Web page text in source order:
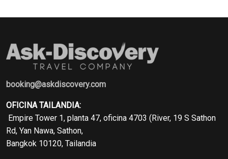
booking@askdiscovery.com
OFICINA TAILANDIA:
Empire Tower 1, planta 47, oficina 4703 (River, 19 S Sathon
Rd, Yan Nawa, Sathon,
Bangkok 10120, Tailandia